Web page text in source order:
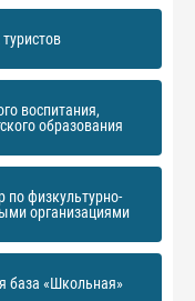
воспитания,
образования
по физкультурно-
организациями
база «Школьная»